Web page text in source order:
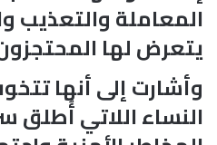
المعاملة والتعذيب
يتعرض لها
وأشارت إلى أنها
النساء اللاتي